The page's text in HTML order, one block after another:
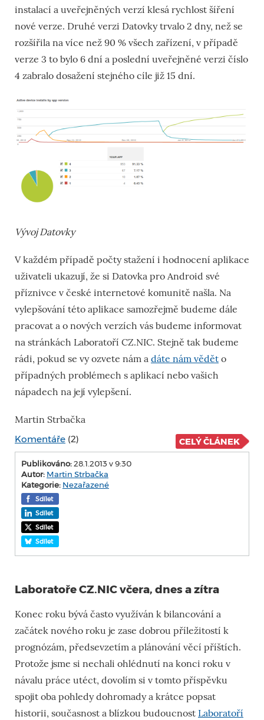
instalací a uveřejněných verzí klesá rychlost šíření
nové verze. Druhé verzi Datovky trvalo 2 dny, než se
rozšířila na více než 90 % všech zařízení, v případě
verze 3 to bylo 6 dní a poslední uveřejněné verzi číslo
4 zabralo dosažení stejného cíle již 15 dní.
Vývoj Datovky
V každém případě počty stažení i hodnocení aplikace
uživateli ukazují, že si Datovka pro Android své
příznivce v české internetové komunitě našla. Na
vylepšování této aplikace samozřejmě budeme dále
pracovat a o nových verzích vás budeme informovat
na stránkách Laboratoří CZ.NIC. Stejně tak budeme
rádi, pokud se vy ozvete nám a dáte nám vědět o
případných problémech s aplikací nebo vašich
nápadech na její vylepšení.
Martin Strbačka
Komentáře (2) CELÝ ČLÁNEK
Publikováno:28.1.2013 v 9:30
Autor: Martin Strbačka
Kategorie: Nezařazené
Sdílet
Sdílet
Sdílet
Sdílet
Laboratoře CZ.NIC včera, dnes a zítra
Konec roku bývá často využíván k bilancování a
začátek nového roku je zase dobrou příležitostí k
prognózám, předsevzetím a plánování věcí příštích.
Protože jsme si nechali ohlédnutí na konci roku v
návalu práce utéct, dovolím si v tomto příspěvku
spojit oba pohledy dohromady a krátce popsat
historii, současnost a blízkou budoucnost Laboratoří